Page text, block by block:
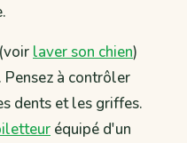
laver son chien)
à contrôler
dents et les griffes.
équipé d'un